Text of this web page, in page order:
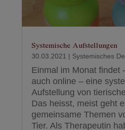
Systemische Aufstellungen
30.03.2021 | Systemisches
Einmal im Monat findet
auch online – eine
Aufstellung von
Das heisst, meist geht
gemeinsame Themen
Tier. Als Therapeutin